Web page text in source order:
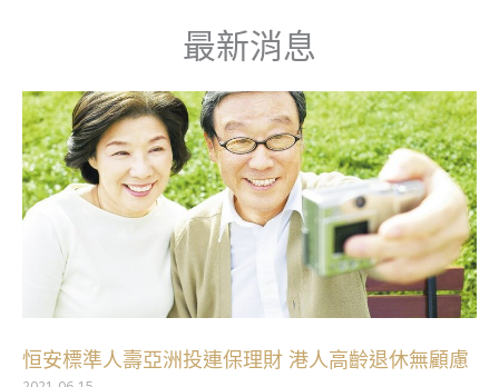
最新消息
恒安標準人壽亞洲投連保理財 港人高齡退休無顧慮